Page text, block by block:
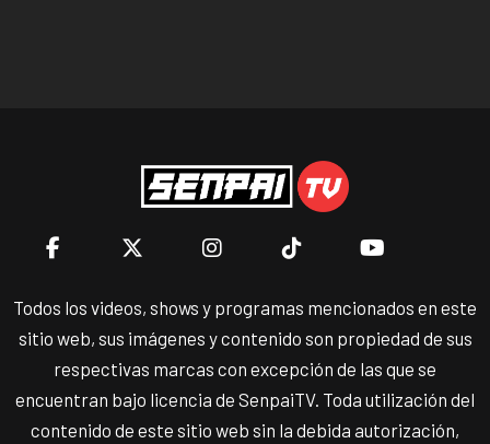
Todos los videos, shows y programas mencionados en este
sitio web, sus imágenes y contenido son propiedad de sus
respectivas marcas con excepción de las que se
encuentran bajo licencia de SenpaiTV. Toda utilización del
contenido de este sitio web sin la debida autorización,